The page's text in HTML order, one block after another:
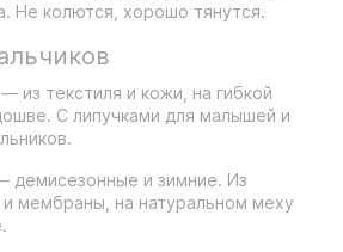
Не колются, хорошо тянутся.
из текстиля и кожи, на гибкой
С липучками для малышей и
демисезонные и зимние. Из
и мембраны, на натуральном меху